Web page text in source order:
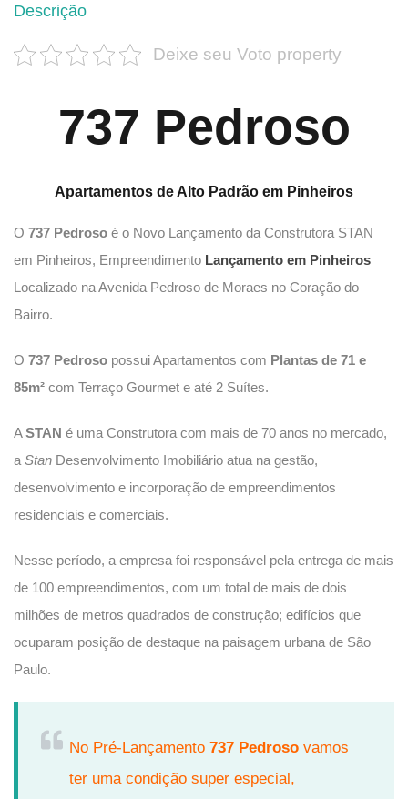
Descrição
Deixe seu Voto property
737 Pedroso
Apartamentos de Alto Padrão em Pinheiros
O 737 Pedroso é o Novo Lançamento da Construtora STAN
em Pinheiros, Empreendimento Lançamento em Pinheiros
Localizado na Avenida Pedroso de Moraes no Coração do
Bairro.
O 737 Pedroso possui Apartamentos com Plantas de 71 e
85m² com Terraço Gourmet e até 2 Suítes.
ASTAN é uma Construtora com mais de 70 anos no mercado,
a Stan Desenvolvimento Imobiliário atua na gestão,
desenvolvimento e incorporação de empreendimentos
residenciais e comerciais.
Nesse período, a empresa foi responsável pela entrega de mais
de 100 empreendimentos, com um total de mais de dois
milhões de metros quadrados de construção; edifícios que
ocuparam posição de destaque na paisagem urbana de São
Paulo.
No Pré-Lançamento 737 Pedroso vamos
ter uma condição super especial,